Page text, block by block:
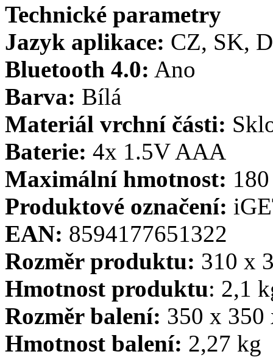
Technické parametry
Jazyk aplikace: CZ, SK,
Bluetooth 4.0: Ano
Barva: Bílá
Materiál vrchní části:
Baterie: 4x 1.5V AAA
Maximální hmotnost:
Produktové označení:
EAN: 8594177651322
Rozměr produktu: 310 x
Hmotnost produktu: 2,1
Rozměr balení: 350 x 350
Hmotnost balení: 2,27 kg